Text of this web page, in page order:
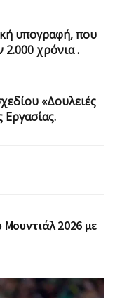
υπογραφή, που
2.000 χρόνια .
«Δουλειές
Μουντιάλ 2026 με